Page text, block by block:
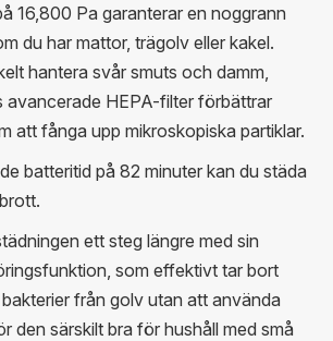
16,800 Pa garanterar en noggrann
du har mattor, trägolv eller kakel.
hantera svår smuts och damm,
avancerade HEPA-filter förbättrar
att fånga upp mikroskopiska partiklar.
batteritid på 82 minuter kan du städa
ett steg längre med sin
som effektivt tar bort
från golv utan att använda
den särskilt bra för hushåll med små